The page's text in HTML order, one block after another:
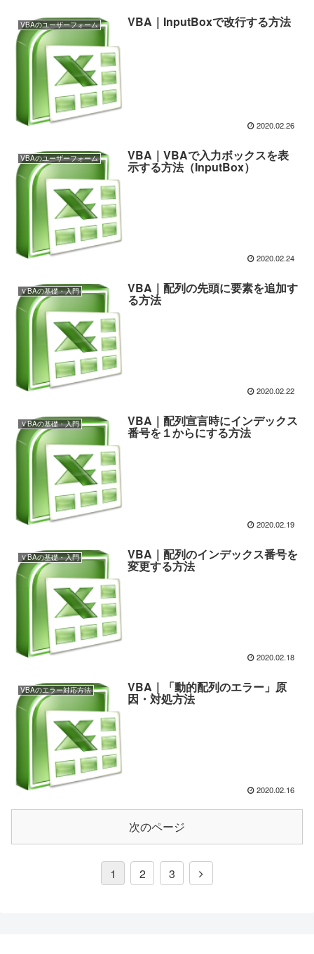
VBAのユーザーフォーム VBA｜InputBoxで改行する方法
2020.02.26
VBAのユーザーフォーム VBA｜VBAで入力ボックスを表
示する方法（InputBox）
2020.02.24
ＶBAの基礎・入門 VBA｜配列の先頭に要素を追加す
る方法
2020.02.22
ＶBAの基礎・入門 VBA｜配列宣言時にインデックス
番号を１からにする方法
2020.02.19
ＶBAの基礎・入門 VBA｜配列のインデックス番号を
変更する方法
2020.02.18
VBAのエラー対応方法 VBA｜「動的配列のエラー」原
因・対処方法
2020.02.16
次のページ
1 2 3